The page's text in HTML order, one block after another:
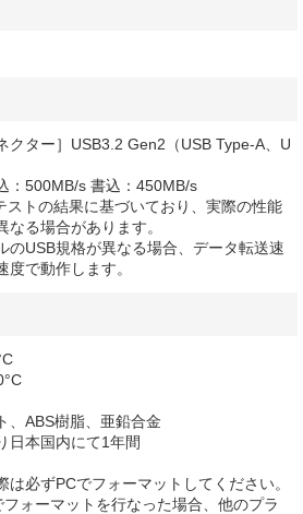
クター］USB3.2 Gen2（USB Type-A、U
：500MB/s 書込：450MB/s
トの結果に基づいており、実際の性能
る場合があります。
USB規格が異なる場合、データ転送速
度で動作します。
、ABS樹脂、亜鉛合金
日本国内にて1年間
必ずPCでフォーマットしてください。
ォーマットを行なった場合、他のプラ